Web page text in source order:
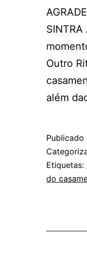
Outro
além
Etiquetas:
do